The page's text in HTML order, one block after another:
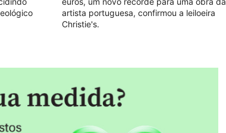
artista portuguesa, confirmou a leiloeira
Christie's.